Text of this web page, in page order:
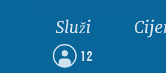
Služi
12